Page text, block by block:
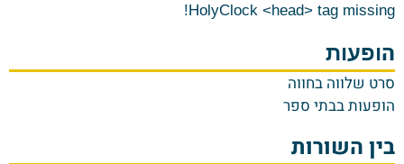
HolyClock <head> tag missing!
הופעות
סרט שלווה בחווה
הופעות בבתי ספר
בין השורות